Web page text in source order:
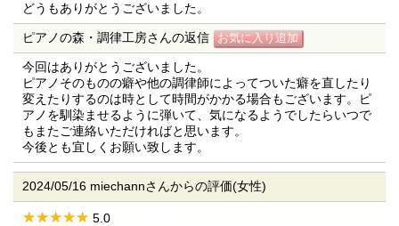
どうもありがとうございました。
ピアノの森・調律工房さんの返信
今回はありがとうございました。
ピアノそのものの癖や他の調律師によってついた癖を直したり
変えたりするのは時として時間がかかる場合もございます。ピ
アノを馴染ませるように弾いて、気になるようでしたらいつで
もまたご連絡いただければと思います。
今後とも宜しくお願い致します。
2024/05/16 miechannさんからの評価(女性)
5.0